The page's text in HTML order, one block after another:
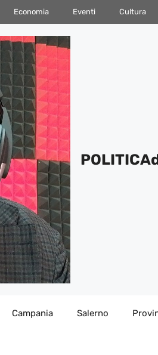
Economia Eventi Cultura
Campania Salerno